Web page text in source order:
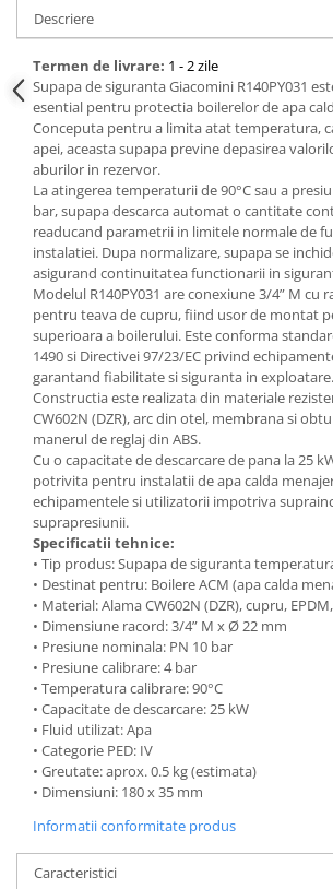
Descriere
Termen de livrare: 1 - 2 zile
Supapa de siguranta Giacomini R140PY031
esential pentru protectia boilerelor de apa
Conceputa pentru a limita atat temperatura,
apei, aceasta supapa previne depasirea
aburilor in rezervor.
La atingerea temperaturii de 90°C sau a
bar, supapa descarca automat o cantitate
readucand parametrii in limitele normale de
instalatiei. Dupa normalizare, supapa se
asigurand continuitatea functionarii in
Modelul R140PY031 are conexiune 3/4” M cu
pentru teava de cupru, fiind usor de montat
superioara a boilerului. Este conforma
1490 si Directivei 97/23/EC privind
garantand fiabilitate si siguranta in exploatare.
Constructia este realizata din materiale
CW602N (DZR), arc din otel, membrana si
manerul de reglaj din ABS.
Cu o capacitate de descarcare de pana la 25
potrivita pentru instalatii de apa calda
echipamentele si utilizatorii impotriva
suprapresiunii.
Specificatii tehnice:
• Tip produs: Supapa de siguranta
• Destinat pentru: Boilere ACM (apa calda
• Material: Alama CW602N (DZR), cupru,
• Dimensiune racord: 3/4” M x Ø 22 mm
• Presiune nominala: PN 10 bar
• Presiune calibrare: 4 bar
• Temperatura calibrare: 90°C
• Capacitate de descarcare: 25 kW
• Fluid utilizat: Apa
• Categorie PED: IV
• Greutate: aprox. 0.5 kg (estimata)
• Dimensiuni: 180 x 35 mm
Informatii conformitate produs
Caracteristici